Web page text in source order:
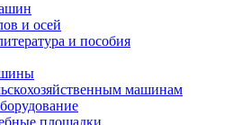
и осей
и пособия
машинам
площадки